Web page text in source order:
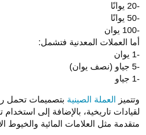
-20 يوانًا
-50 يوانًا
-100 يوان
أما العملات المعدنية فتشمل:
-1 يوان
-5 جياو (نصف يوان)
-1 جياو
وتتميز العملة الصينية بتصميمات تحمل
لقيادات تاريخية، بالإضافة إلى استخدام
متقدمة مثل العلامات المائية والخيوط